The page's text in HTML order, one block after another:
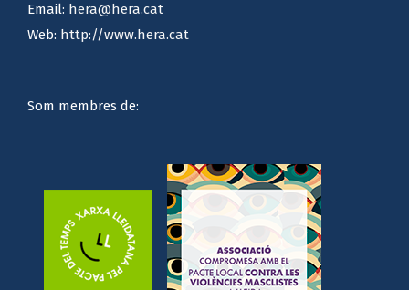
Mobile:645 357 769
Email:hera@hera.cat